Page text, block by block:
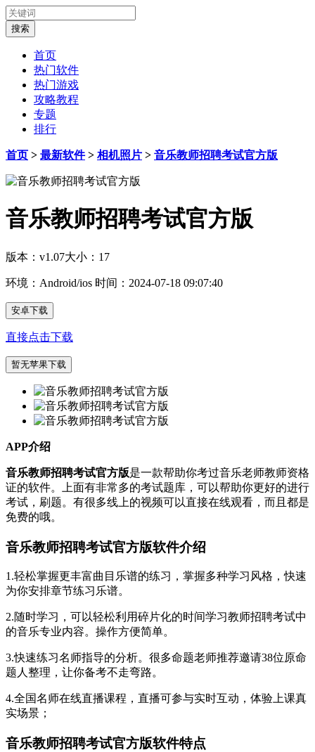
首页
热门软件
热门游戏
攻略教程
专题
排行
首页 > 最新软件> 相机照片 > 音乐教师招聘考试官方版
音乐教师招聘考试官方版
版本：v1.07大小：17
环境：Android/ios 时间：2024-07-18 09:07:40
安卓下载
直接点击下载
暂无苹果下载
APP介绍
音乐教师招聘考试官方版是一款帮助你考过音乐老师教师资格
证的软件。上面有非常多的考试题库，可以帮助你更好的进行
考试，刷题。有很多线上的视频可以直接在线观看，而且都是
免费的哦。
音乐教师招聘考试官方版软件介绍
1.轻松掌握更丰富曲目乐谱的练习，掌握多种学习风格，快速
为你安排章节练习乐谱。
2.随时学习，可以轻松利用碎片化的时间学习教师招聘考试中
的音乐专业内容。操作方便简单。
3.快速练习名师指导的分析。很多命题老师推荐邀请38位原命
题人整理，让你备考不走弯路。
4.全国名师在线直播课程，直播可参与实时互动，体验上课真
实场景；
音乐教师招聘考试官方版软件特点